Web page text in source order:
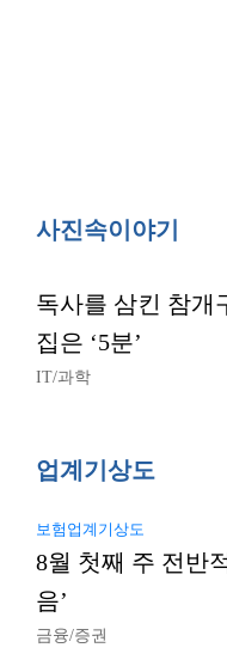
사진속이야기
독사를 삼킨 참개
집은 ‘5분’
IT/과학
업계기상도
보험업계기상도
8월 첫째 주 전반
음’
금융/증권